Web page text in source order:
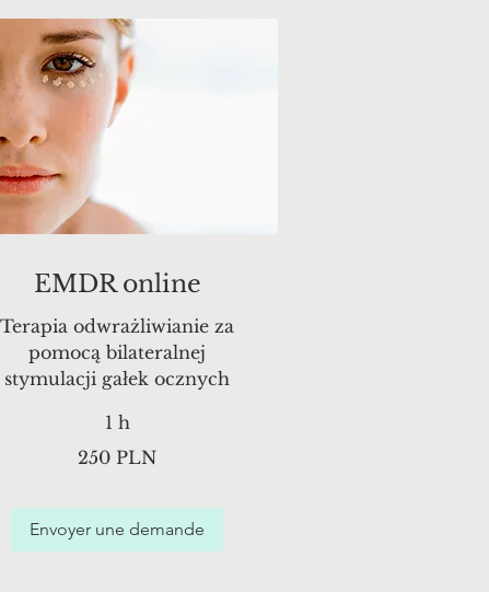
EMDR online
Terapia odwrażliwianie za
pomocą bilateralnej
stymulacji gałek ocznych
1 h
250 PLN
Envoyer une demande